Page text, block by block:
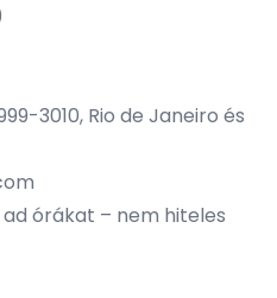
3010, Rio de Janeiro és
órákat – nem hiteles